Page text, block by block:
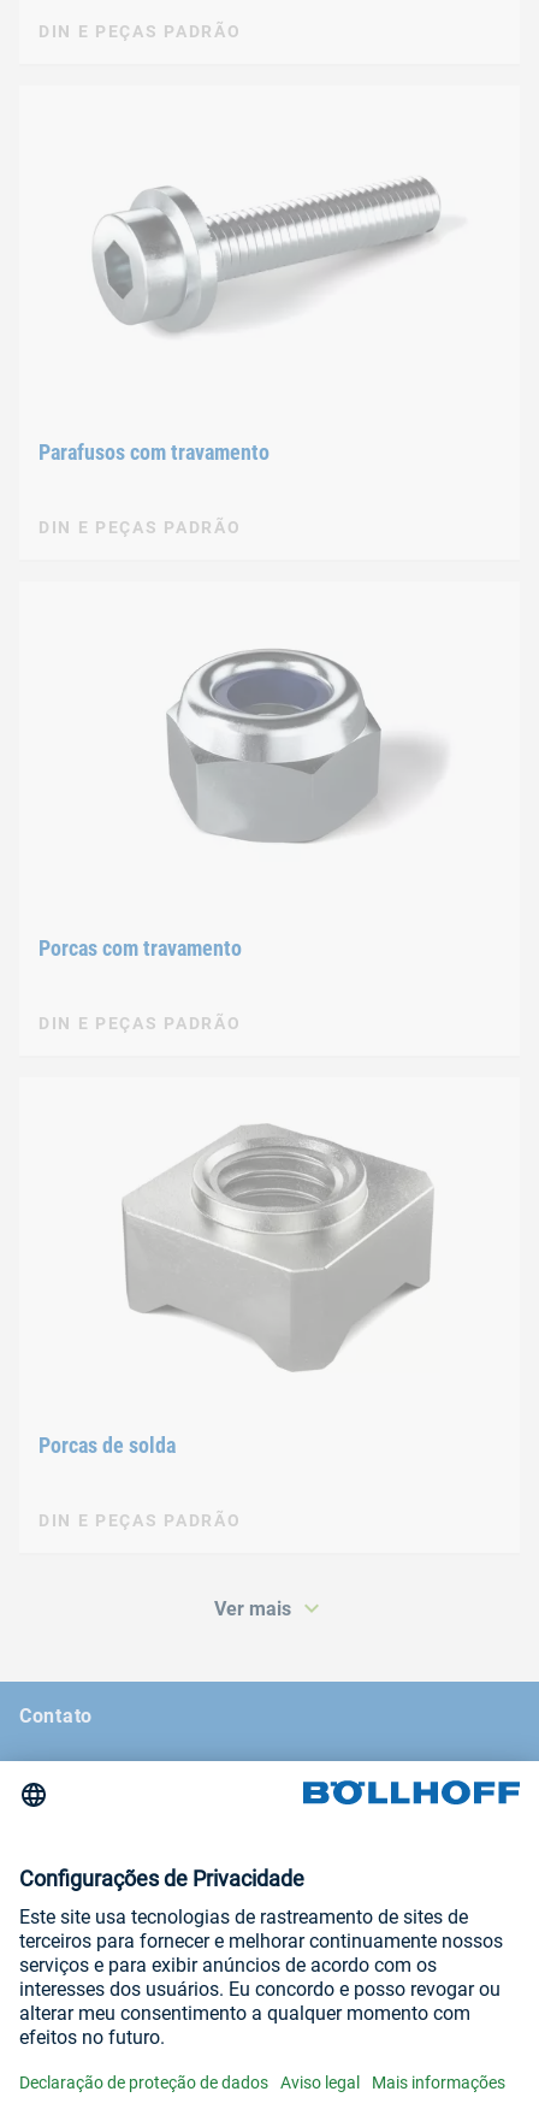
DIN E PEÇAS PADRÃO
Parafusos com travamento
DIN E PEÇAS PADRÃO
Porcas com travamento
DIN E PEÇAS PADRÃO
Porcas de solda
DIN E PEÇAS PADRÃO
Porcas prensáveis
DIN E PEÇAS PADRÃO
Porcas sem travamento
DIN E PEÇAS PADRÃO
Ver mais
Contato
Revista Böllhoff
Aviso legal
Termos e condições gerais
Declaração de proteção de dados
Visite-nos em